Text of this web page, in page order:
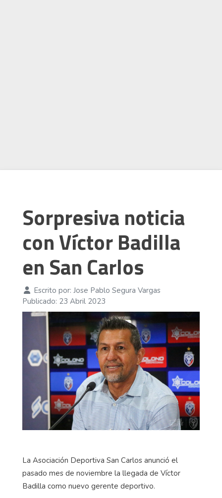
Sorpresiva noticia
con Víctor Badilla
en San Carlos
Escrito por: Jose Pablo Segura Vargas
Publicado: 23 Abril 2023
La Asociación Deportiva San Carlos anunció el
pasado mes de noviembre la llegada de Víctor
Badilla como nuevo gerente deportivo.